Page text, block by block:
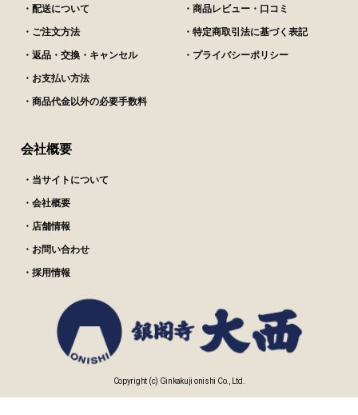
・配送について
・ご注文方法
・返品・交換・キャンセル
・お支払い方法
・商品代金以外の必要手数料
・商品レビュー・口コミ
・特定商取引法に基づく表記
・プライバシーポリシー
会社概要
・当サイトについて
・会社概要
・店舗情報
・お問い合わせ
・採用情報
Copyright (c) Ginkakuji onishi Co., Ltd.